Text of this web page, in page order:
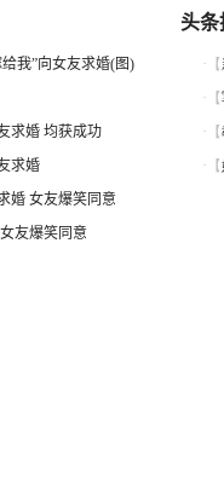
我”向女友求婚(图)
求婚 均获成功
求婚
婚 女友爆笑同意
友爆笑同意
头条